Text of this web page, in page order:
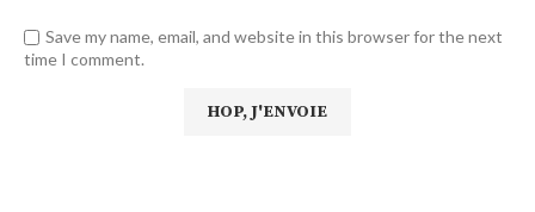
Save my name, email, and website in this browser for the next
time I comment.